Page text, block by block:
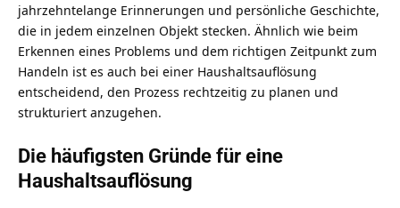
jahrzehntelange Erinnerungen und persönliche Geschichte,
die in jedem einzelnen Objekt stecken. Ähnlich wie beim
Erkennen eines Problems und dem richtigen Zeitpunkt zum
Handeln ist es auch bei einer Haushaltsauflösung
entscheidend, den Prozess rechtzeitig zu planen und
strukturiert anzugehen.
Die häufigsten Gründe für eine
Haushaltsauflösung